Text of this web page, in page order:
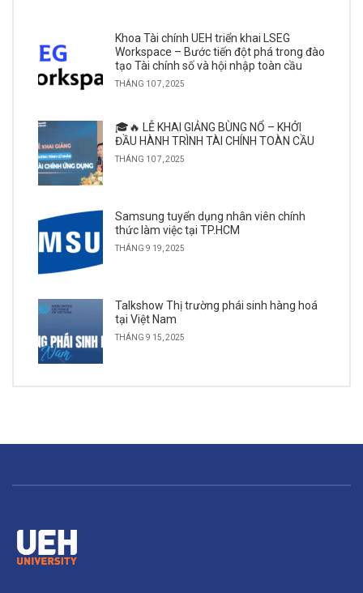
Khoa Tài chính UEH triển khai LSEG
Workspace – Bước tiến đột phá trong đào
tạo Tài chính số và hội nhập toàn cầu
THÁNG 10 7, 2025
🎓🔥 LỄ KHAI GIẢNG BÙNG NỔ – KHỞI
ĐẦU HÀNH TRÌNH TÀI CHÍNH TOÀN CẦU
THÁNG 10 7, 2025
Samsung tuyển dụng nhân viên chính
thức làm việc tại TP.HCM
THÁNG 9 19, 2025
Talkshow Thị trường phái sinh hàng hoá
tại Việt Nam
THÁNG 9 15, 2025